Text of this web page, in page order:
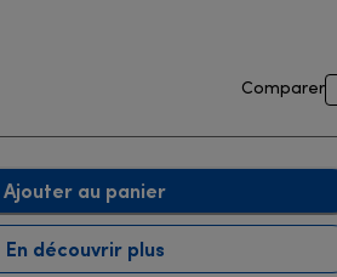
Comparer
Ajouter au panier
En découvrir plus